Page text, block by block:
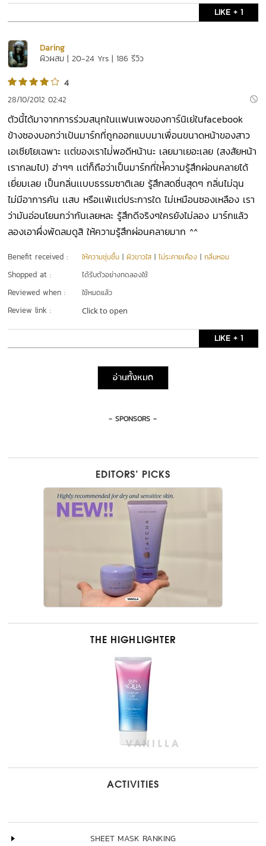
LIKE + 1
Daring
ผิวผสม | 20-24 Yrs | 186 รีวิว
4
28/10/2012 02:42
ตัวนี้ได้มาจากการร่วมสนุกในเเฟนเพจของการ์นิเย่ในfacebook
ข้างซองบอกว่าเป้นมาร์กที่ถูกออกแบบมาเพื่อนขนาดหน้าของสาว
เอเซียโยเฉพาะ เเต่ของเราไม่่พอดีหน้านะ เลยมาเยอะเลย (สงสัยหน้า
เรากลมไป) ฮ่าๆๆ เเต่ก็ถือว่าเป็นมาร์กที่ให่้ความรู้สึกผ่อนคลายได้
เยี่ยมเลย เป็นกลิ่นเเบบธรรมซาติเลย รู้สึกสดชื่นสุดๆ กลิ่นไม่ฉุน
ไม่มีอาการคัน เเสบ หรือเเพ้เเต่ประการใด ไม่เหมือนซองเหลือง เรา
ว่ามันอ่อนโยนกว่ากันเลยหละ รู้สึกดีจริงๆใครยังไม่ลอง มาร์กแล้ว
ลองเอาผึ่งพัดลมดูสิ ให้ความรู้สึกผ่อนคลายมาก ^^
Benefit received : ให้ความชุ่มชื้น |ผิวขาวใส |ไม่ระคายเคือง |กลิ่นหอม
Shopped at : ได้รับตัวอย่างทดลองใช้
Reviewed when : ใช้หมดแล้ว
Review link : Click to open
LIKE + 1
อ่านทั้งหมด
- SPONSORS -
EDITORS’ PICKS
THE HIGHLIGHTER
ACTIVITIES
SHEET MASK RANKING